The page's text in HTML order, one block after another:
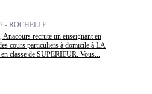
- ROCHELLE
recrute un enseignant en
cours particuliers à domicile à LA
classe de SUPERIEUR. Vous...